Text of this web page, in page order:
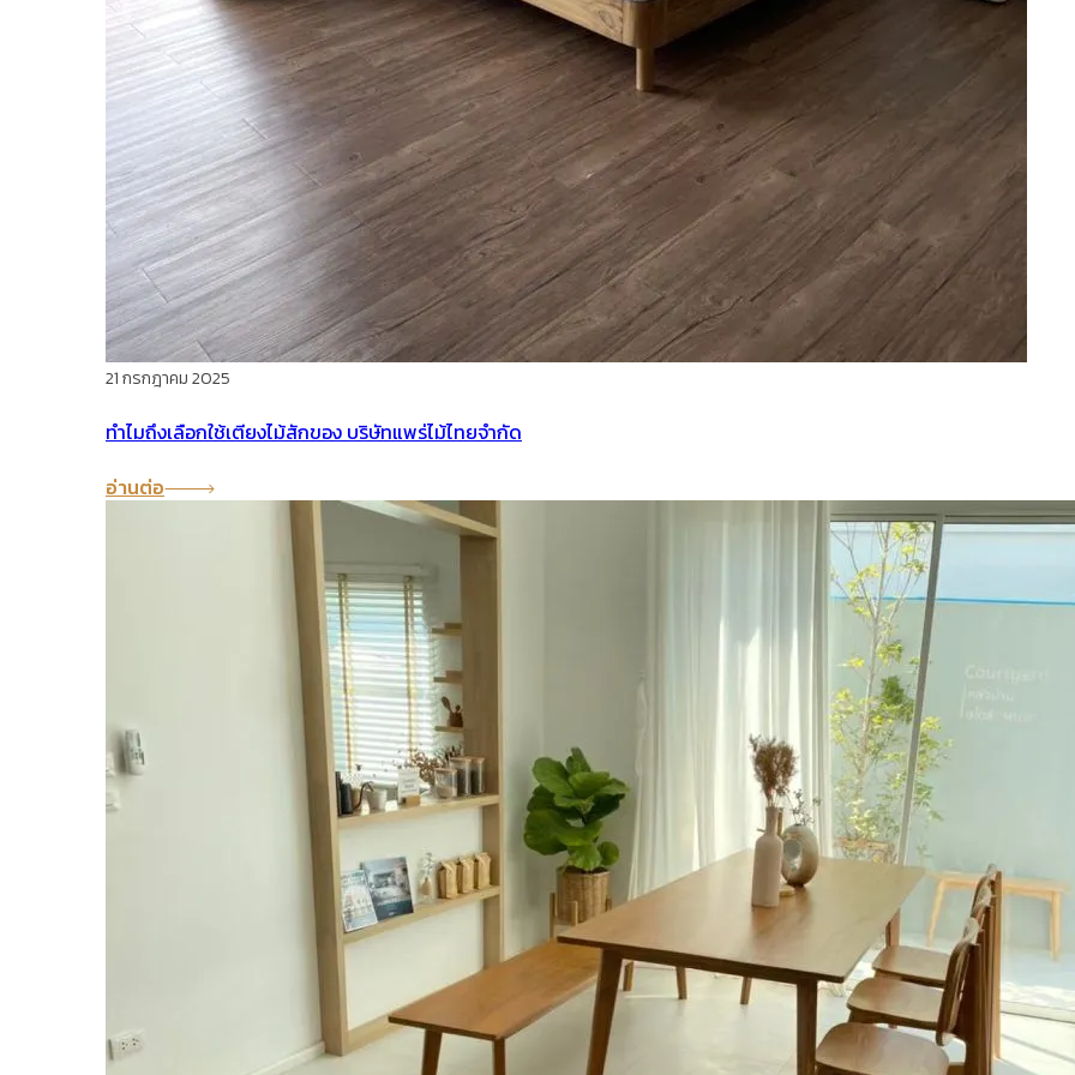
21 กรกฎาคม 2025
ทำไมถึงเลือกใช้เตียงไม้สักของ บริษัทแพร่ไม้ไทยจำกัด
อ่านต่อ